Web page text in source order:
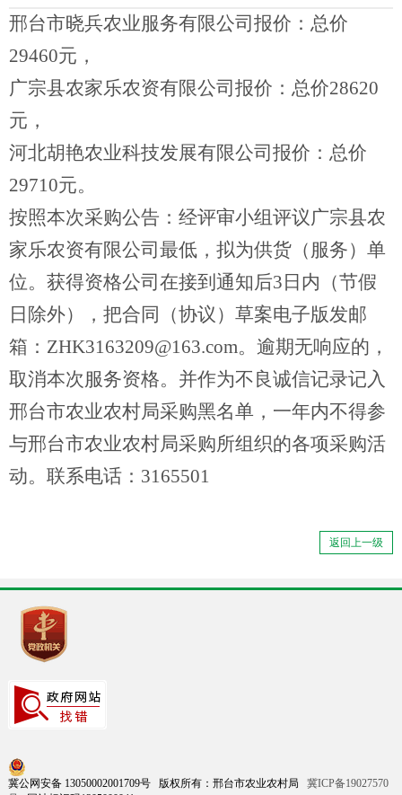
邢台市晓兵农业服务有限公司 报价：总价
29460元，
广宗县农家乐农资有限公司 报价：总价28620
元，
河北胡艳农业科技发展有限公司报价：总价
29710元。
按照本次采购公告：经评审小组评议广宗县农
家乐农资有限公司 最低， 拟为供货（服务）单
位。 获得资格公司在接到通知后3日内（节假
日除外），把合同（协议）草案电子版发邮
箱：ZHK3163209@163.com。逾期无响应的，
取消本次服务资格。并作为不良诚信记录记入
邢台市农业农村局采购黑名单，一年内不得参
与邢台市农业农村局采购所组织的各项采购活
动。联系电话：3165501
返回上一级
冀公网安备 13050002001709号 版权所有：邢台市农业农村局 冀ICP备19027570